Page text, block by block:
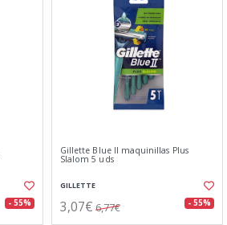
- 55%
Gillette Blue II maquinillas Plus
Slalom 5 uds
GILLETTE
3,07€ 6,77€ - 55%